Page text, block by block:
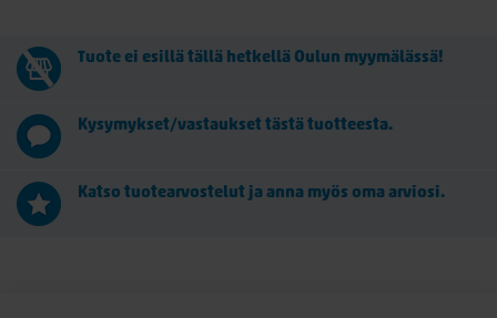
Tuote ei esillä tällä hetkellä Oulun myymälässä!
Kysymykset/vastaukset tästä tuotteesta.
Katso tuotearvostelut ja anna myös oma arviosi.